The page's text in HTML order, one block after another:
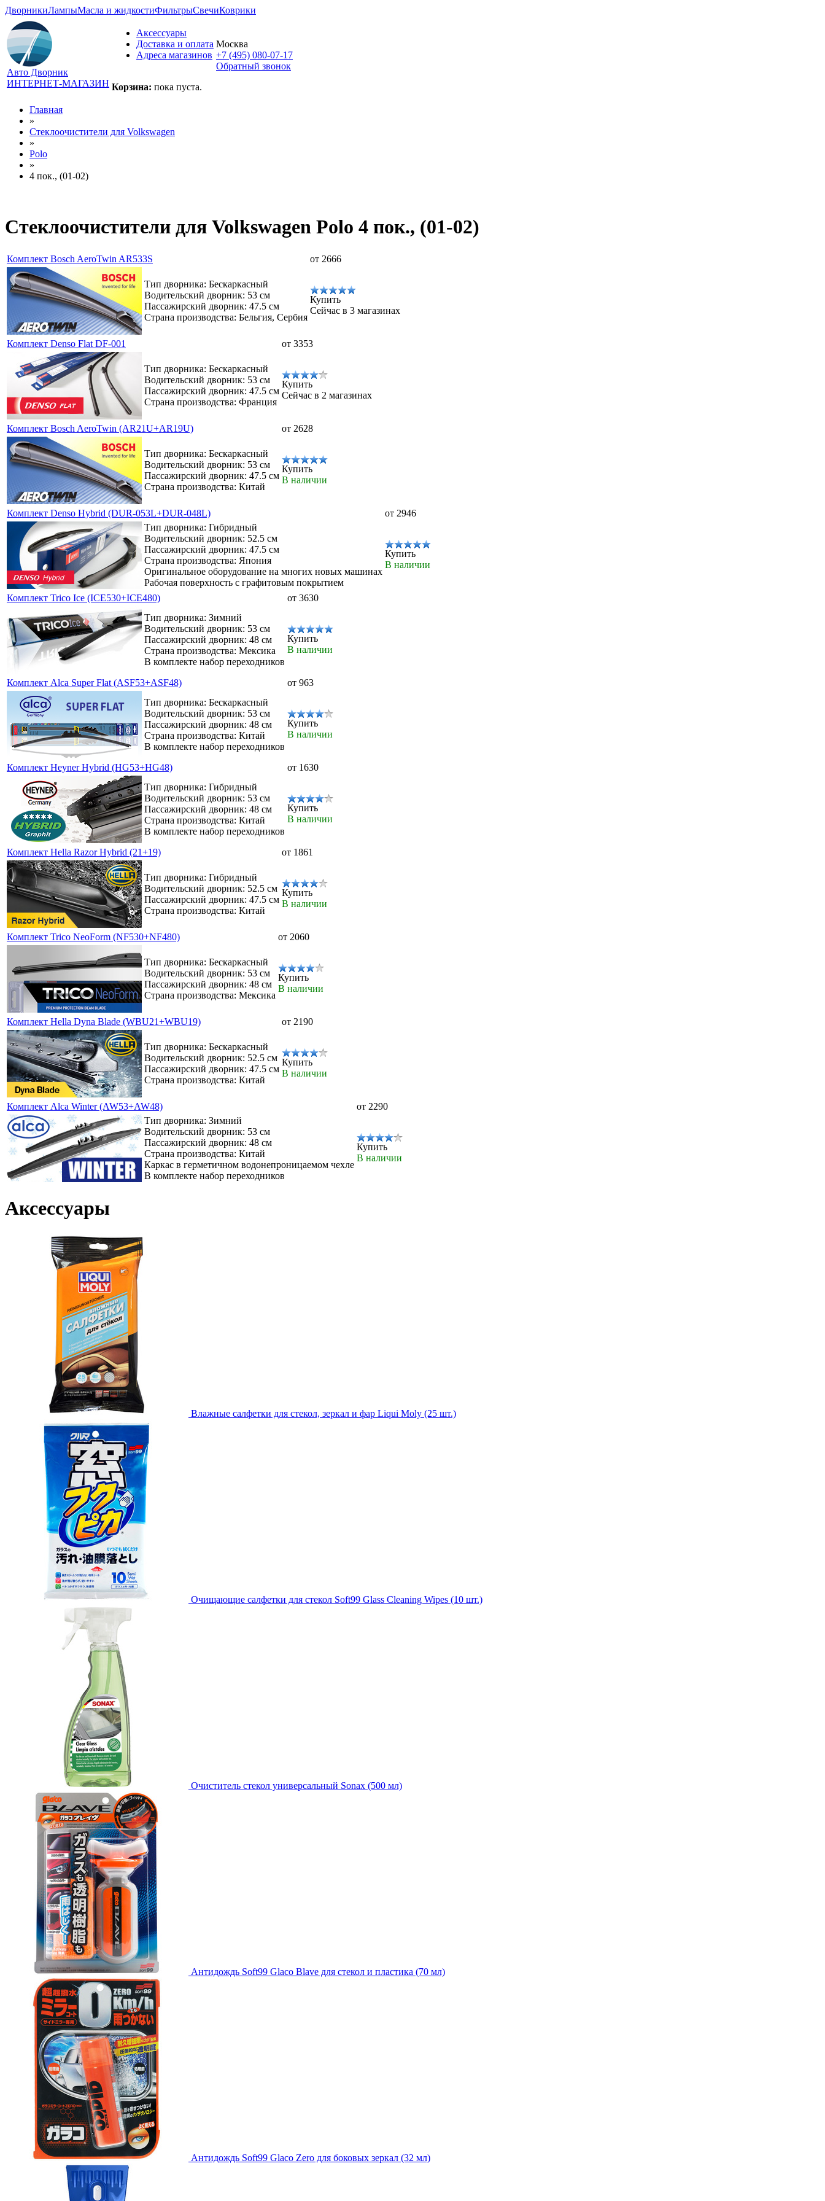
ДворникиЛампыМасла и жидкостиФильтрыСвечиКоврики
Авто Дворник
ИНТЕРНЕТ-МАГАЗИН
Аксессуары
Доставка и оплата
Адреса магазинов
Корзина: пока пуста.
Москва
+7 (495) 080-07-17
Обратный звонок
Главная
»
Стеклоочистители для Volkswagen
»
Polo
»
4 пок., (01-02)
Стеклоочистители для Volkswagen Polo 4 пок., (01-02)
Комплект Bosch AeroTwin AR533S от 2666
Тип дворника: Бескаркасный
Водительский дворник: 53 см
Пассажирский дворник: 47.5 см
Страна производства: Бельгия, Сербия
Купить
Сейчас в 3 магазинах
Комплект Denso Flat DF-001 от 3353
Тип дворника: Бескаркасный
Водительский дворник: 53 см
Пассажирский дворник: 47.5 см
Страна производства: Франция
Купить
Сейчас в 2 магазинах
Комплект Bosch AeroTwin (AR21U+AR19U) от 2628
Тип дворника: Бескаркасный
Водительский дворник: 53 см
Пассажирский дворник: 47.5 см
Страна производства: Китай
Купить
В наличии
Комплект Denso Hybrid (DUR-053L+DUR-048L)
от 2946
Тип дворника: Гибридный
Водительский дворник: 52.5 см
Пассажирский дворник: 47.5 см
Страна производства: Япония
Оригинальное оборудование на многих новых машинах
Рабочая поверхность с графитовым покрытием
Купить
В наличии
Комплект Trico Ice (ICE530+ICE480)
от 3630
Тип дворника: Зимний
Водительский дворник: 53 см
Пассажирский дворник: 48 см
Страна производства: Мексика
В комплекте набор переходников
Купить
В наличии
Комплект Alca Super Flat (ASF53+ASF48)
от 963
Тип дворника: Бескаркасный
Водительский дворник: 53 см
Пассажирский дворник: 48 см
Страна производства: Китай
В комплекте набор переходников
Купить
В наличии
Комплект Heyner Hybrid (HG53+HG48)
от 1630
Тип дворника: Гибридный
Водительский дворник: 53 см
Пассажирский дворник: 48 см
Страна производства: Китай
В комплекте набор переходников
Купить
В наличии
Комплект Hella Razor Hybrid (21+19) от 1861
Тип дворника: Гибридный
Водительский дворник: 52.5 см
Пассажирский дворник: 47.5 см
Страна производства: Китай
Купить
В наличии
Комплект Trico NeoForm (NF530+NF480) от 2060
Тип дворника: Бескаркасный
Водительский дворник: 53 см
Пассажирский дворник: 48 см
Страна производства: Мексика
Купить
В наличии
Комплект Hella Dyna Blade (WBU21+WBU19) от 2190
Тип дворника: Бескаркасный
Водительский дворник: 52.5 см
Пассажирский дворник: 47.5 см
Страна производства: Китай
Купить
В наличии
Комплект Alca Winter (AW53+AW48)
от 2290
Тип дворника: Зимний
Водительский дворник: 53 см
Пассажирский дворник: 48 см
Страна производства: Китай
Каркас в герметичном водонепроницаемом чехле
В комплекте набор переходников
Купить
В наличии
Аксессуары
Влажные салфетки для стекол, зеркал и фар Liqui Moly (25 шт.)
Очищающие салфетки для стекол Soft99 Glass Cleaning Wipes (10 шт.)
Очиститель стекол универсальный Sonax (500 мл)
Антидождь Soft99 Glaco Blave для стекол и пластика (70 мл)
Антидождь Soft99 Glaco Zero для боковых зеркал (32 мл)